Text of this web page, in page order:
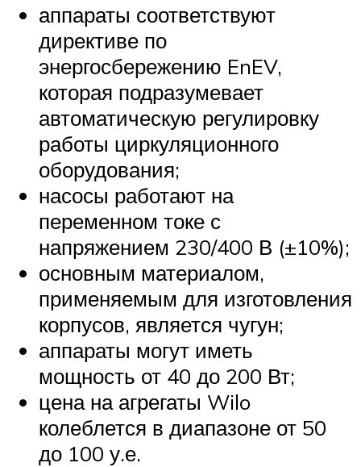
аппараты соответствуют
директиве по
энергосбережению EnEV,
которая подразумевает
автоматическую регулировку
работы циркуляционного
оборудования;
насосы работают на
переменном токе с
напряжением 230/400 В (±10%);
основным материалом,
применяемым для изготовления
корпусов, является чугун;
аппараты могут иметь
мощность от 40 до 200 Вт;
цена на агрегаты Wilo
колеблется в диапазоне от 50
до 100 у.е.